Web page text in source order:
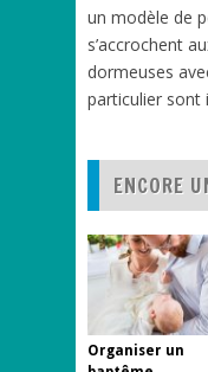
un modèle de
s’accrochent
dormeuses
particulier sont
ENCORE
Organiser un